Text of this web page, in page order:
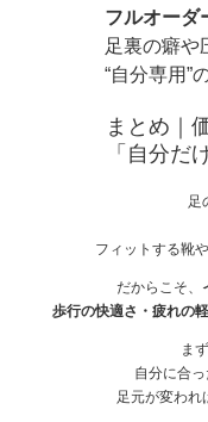
フルオーダ
足裏の癖や
“自分専用”
まとめ｜
「自分だ
足
フィットする靴
だからこそ、
歩行の快適さ・疲れの
ま
自分に合
足元が変われ